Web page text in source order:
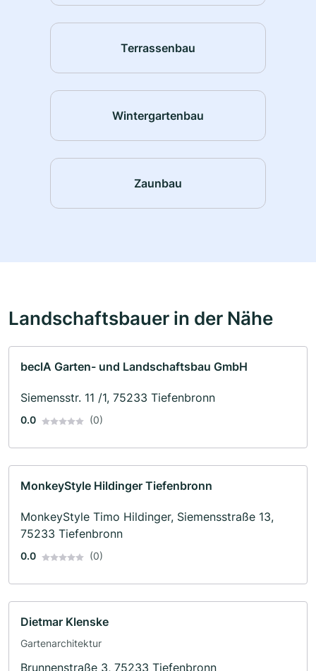
Terrassenbau
Wintergartenbau
Zaunbau
Landschaftsbauer in der Nähe
beclA Garten- und Landschaftsbau GmbH
Siemensstr. 11 /1, 75233 Tiefenbronn
0.0 (0)
MonkeyStyle Hildinger Tiefenbronn
MonkeyStyle Timo Hildinger, Siemensstraße 13,
75233 Tiefenbronn
0.0 (0)
Dietmar Klenske
Gartenarchitektur
Brunnenstraße 3, 75233 Tiefenbronn